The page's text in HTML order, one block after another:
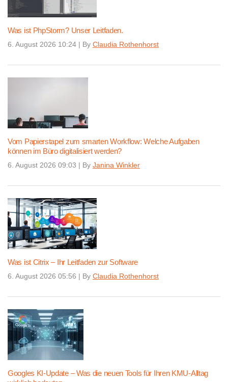
Was ist PhpStorm? Unser Leitfaden.
6. August 2026 10:24 | By Claudia Rothenhorst
Vom Papierstapel zum smarten Workflow: Welche Aufgaben
können im Büro digitalisiert werden?
6. August 2026 09:03 | By Janina Winkler
Was ist Citrix – Ihr Leitfaden zur Software
6. August 2026 05:56 | By Claudia Rothenhorst
Googles KI-Update – Was die neuen Tools für Ihren KMU-Alltag